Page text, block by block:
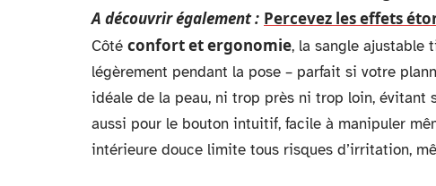
A découvrir également : Percevez les effets
Côté confort et ergonomie, la sangle ajustable
légèrement pendant la pose – parfait si votre
idéale de la peau, ni trop près ni trop loin, évitant
aussi pour le bouton intuitif, facile à manipuler
intérieure douce limite tous risques d’irritation,